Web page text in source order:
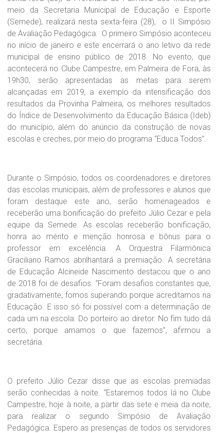
meio da Secretaria Municipal de Educação e Esporte
(Semede), realizará nesta sexta-feira (28), o II Simpósio
de Avaliação Pedagógica. O primeiro Simpósio aconteceu
no início de janeiro e este encerrará o ano letivo da rede
municipal de ensino público de 2018. No evento, que
acontecerá no Clube Campestre, em Palmeira de Fora, às
19h30, serão apresentadas as metas para serem
alcançadas em 2019, a exemplo da intensificação dos
resultados da Provinha Palmeira, os melhores resultados
do Índice de Desenvolvimento da Educação Básica (Ideb)
do município, além do anúncio da construção de novas
escolas e creches, por meio do programa “Educa Todos”.
Durante o Simpósio, todos os coordenadores e diretores
das escolas municipais, além de professores e alunos que
foram destaque este ano, serão homenageados e
receberão uma bonificação do prefeito Júlio Cezar e pela
equipe da Semede. As escolas receberão bonificação,
honra ao mérito e menção honrosa e bônus para o
professor em excelência. A Orquestra Filarmônica
Graciliano Ramos abrilhantará a premiação. A secretária
de Educação Alcineide Nascimento destacou que o ano
de 2018 foi de desafios. “Foram desafios constantes que,
gradativamente, fomos superando porque acreditamos na
Educação. E isso só foi possível com a determinação de
cada um na escola. Do porteiro ao diretor. No fim tudo dá
certo, porque amamos o que fazemos”, afirmou a
secretária.
O prefeito Júlio Cezar disse que as escolas premiadas
serão conhecidas à noite. “Estaremos todos lá no Clube
Campestre, hoje à noite, a partir das sete e meia da noite,
para realizar o segundo Simpósio de Avaliação
Pedagógica. Espero as presenças de todos os servidores